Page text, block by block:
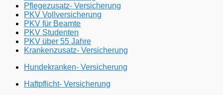
Pflegezusatz- Versicherung
PKV Vollversicherung
PKV für Beamte
PKV Studenten
PKV über 55 Jahre
Krankenzusatz- Versicherung
Hundekranken- Versicherung
Haftpflicht- Versicherung